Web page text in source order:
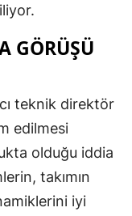
GÖRÜŞÜ
teknik direktör
edilmesi
olduğu iddia
takımın
iyi